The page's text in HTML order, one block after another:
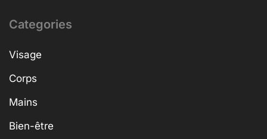
Categories
Visage
Corps
Mains
Bien-être